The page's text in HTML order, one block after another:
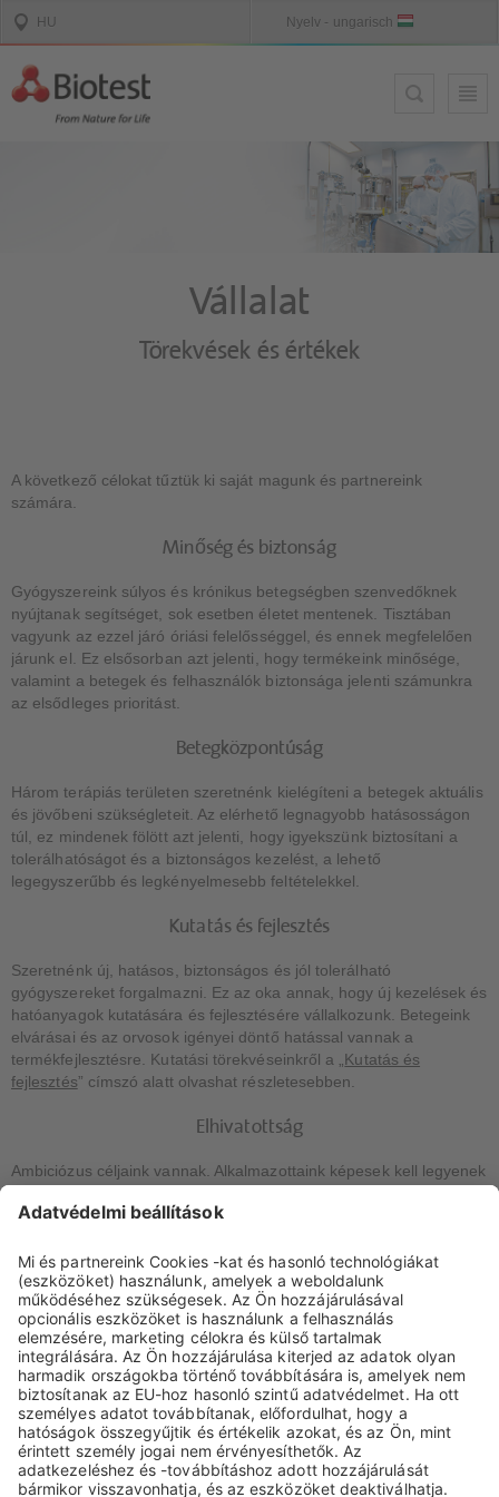
Vállalat
Törekvések és értékek
A következő célokat tűztük ki saját magunk és partnereink
számára.
Minőség és biztonság
Gyógyszereink súlyos és krónikus betegségben szenvedőknek
nyújtanak segítséget, sok esetben életet mentenek. Tisztában
vagyunk az ezzel járó óriási felelősséggel, és ennek megfelelően
járunk el. Ez elsősorban azt jelenti, hogy termékeink minősége,
valamint a betegek és felhasználók biztonsága jelenti számunkra
az elsődleges prioritást.
Betegközpontúság
Három terápiás területen szeretnénk kielégíteni a betegek aktuális
és jövőbeni szükségleteit. Az elérhető legnagyobb hatásosságon
túl, ez mindenek fölött azt jelenti, hogy igyekszünk biztosítani a
tolerálhatóságot és a biztonságos kezelést, a lehető
legegyszerűbb és legkényelmesebb feltételekkel.
Kutatás és fejlesztés
Szeretnénk új, hatásos, biztonságos és jól tolerálható
gyógyszereket forgalmazni. Ez az oka annak, hogy új kezelések és
hatóanyagok kutatására és fejlesztésére vállalkozunk. Betegeink
elvárásai és az orvosok igényei döntő hatással vannak a
termékfejlesztésre. Kutatási törekvéseinkről a „Kutatás és
fejlesztés” címszó alatt olvashat részletesebben.
Elhivatottság
Ambiciózus céljaink vannak. Alkalmazottaink képesek kell legyenek
értéket képvisel, így folyamatos szakmai továbbképzésekkel
Növekedés
Szisztematikusan törekszünk az értékesítés növelésére. Ez
azonban nem azt jelenti, hogy minden áron el kell érnünk ezt a
növekedést, hanem inkább olyan fejlesztést jelent, amely a
Biotestet hosszú távon a sikeres vállalatok közé sorolja a piacon.
Célunk, hogy a vállalat fejlődése hozzájáruljon a betegek
jóllétéhez, segítsen megőrizni a munkahelyeket és megfelelő
profitot biztosítson a részvényesek számára.